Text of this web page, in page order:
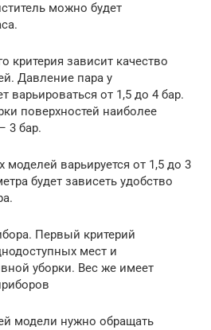
можно будет
критерия зависит качество
Давление пара у
варьироваться от 1,5 до 4 бар.
поверхностей наиболее
3 бар.
варьируется от 1,5 до 3
будет зависеть удобство
Первый критерий
мест и
уборки. Вес же имеет
модели нужно обращать